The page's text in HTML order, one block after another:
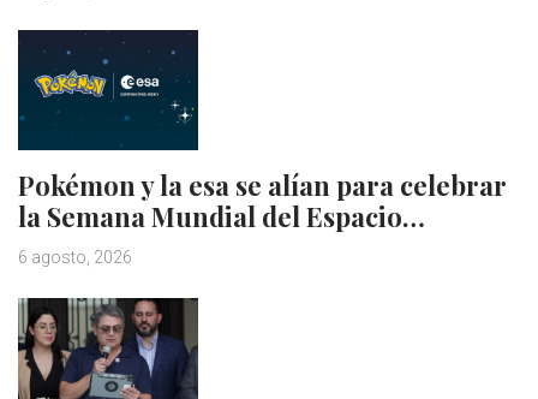
Pokémon y la esa se alían para celebrar
la Semana Mundial del Espacio…
6 agosto, 2026